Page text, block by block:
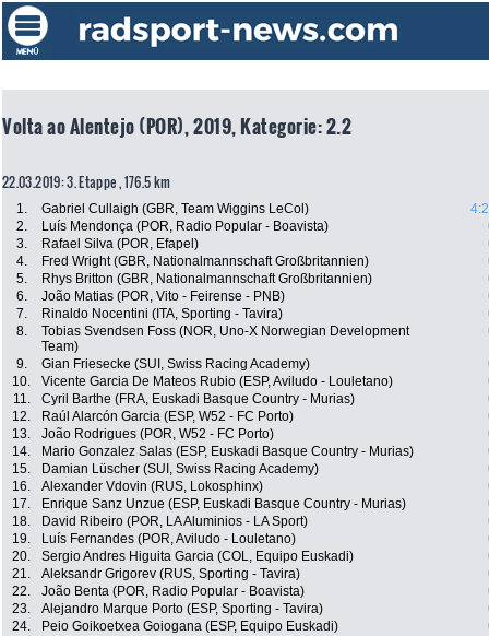
Volta ao Alentejo (POR), 2019, Kategorie: 2.2
22.03.2019: 3. Etappe , 176.5 km
1. Gabriel Cullaigh (GBR, Team Wiggins LeCol)
2.
Luís Mendonça (POR, Radio Popular - Boavista)
3.
Rafael Silva (POR, Efapel)
4.
Fred Wright (GBR, Nationalmannschaft Großbritannien)
5.
Rhys Britton (GBR, Nationalmannschaft Großbritannien)
6.
João Matias (POR, Vito - Feirense - PNB)
7.
Rinaldo Nocentini (ITA, Sporting - Tavira)
8.
Tobias Svendsen Foss (NOR, Uno-X Norwegian Development
Team)
9. Gian Friesecke (SUI, Swiss Racing Academy)
10.
Vicente Garcia De Mateos Rubio (ESP, Aviludo - Louletano)
11.
Cyril Barthe (FRA, Euskadi Basque Country - Murias)
12.
Raúl Alarcón Garcia (ESP, W52 - FC Porto)
13.
João Rodrigues (POR, W52 - FC Porto)
14.
Mario Gonzalez Salas (ESP, Euskadi Basque Country - Murias)
15.
Damian Lüscher (SUI, Swiss Racing Academy)
16.
Alexander Vdovin (RUS, Lokosphinx)
17.
Enrique Sanz Unzue (ESP, Euskadi Basque Country - Murias)
18.
David Ribeiro (POR, LA Aluminios - LA Sport)
19.
Luís Fernandes (POR, Aviludo - Louletano)
20.
Sergio Andres Higuita Garcia (COL, Equipo Euskadi)
21.
Aleksandr Grigorev (RUS, Sporting - Tavira)
22.
João Benta (POR, Radio Popular - Boavista)
23.
Alejandro Marque Porto (ESP, Sporting - Tavira)
24.
Peio Goikoetxea Goiogana (ESP, Equipo Euskadi)